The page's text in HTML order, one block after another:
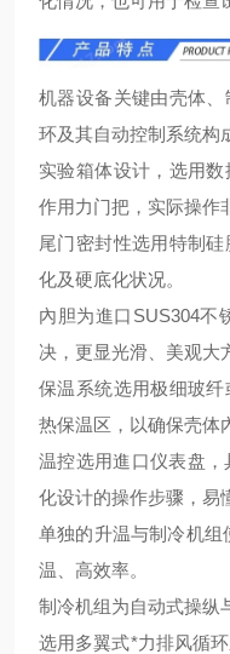
机器设备关键由壳体
环及其自动控制系统构
实验箱体设计，选用
作用力门把，实际操作
尾门密封性选用特制
化及硬底化状况。
內胆为進口SUS304不
决，更显光滑、美观大
保温系统选用极细玻
热保温区，以确保壳体
温控选用進口仪表盘
化设计的操作步骤，易
单独的升温与制冷机组
温、高效率。
制冷机组为自动式操纵
选用多翼式*力排风循